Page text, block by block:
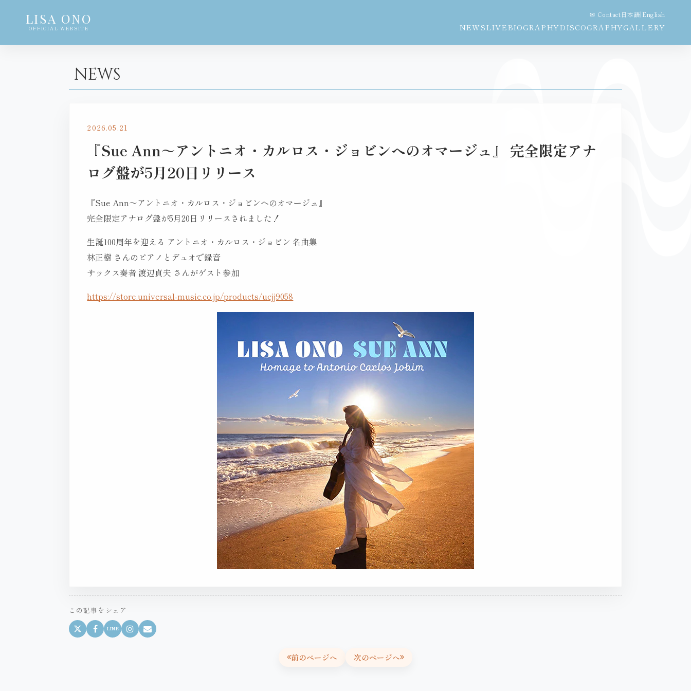
LISA ONO
OFFICIAL WEBSITE
✉ Contact日本語|English
NEWSLIVEBIOGRAPHYDISCOGRAPHYGALLERY
NEWS
2026.05.21
『Sue Ann～アントニオ・カルロス・ジョビンへのオマージュ』 完全限定アナ
ログ盤が5月20日リリース
『Sue Ann～アントニオ・カルロス・ジョビンへのオマージュ』
完全限定アナログ盤が5月20日リリースされました！
生誕100周年を迎える アントニオ・カルロス・ジョビン 名曲集
林正樹 さんのピアノとデュオで録音
サックス奏者 渡辺貞夫 さんがゲスト参加
https://store.universal-music.co.jp/products/ucjj9058
この記事をシェア
LINE
前のページへ 次のページへ